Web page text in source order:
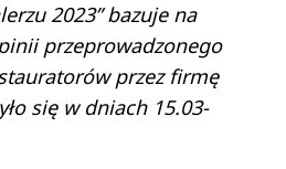
2023” bazuje na
przeprowadzonego
przez firmę
się w dniach 15.03-